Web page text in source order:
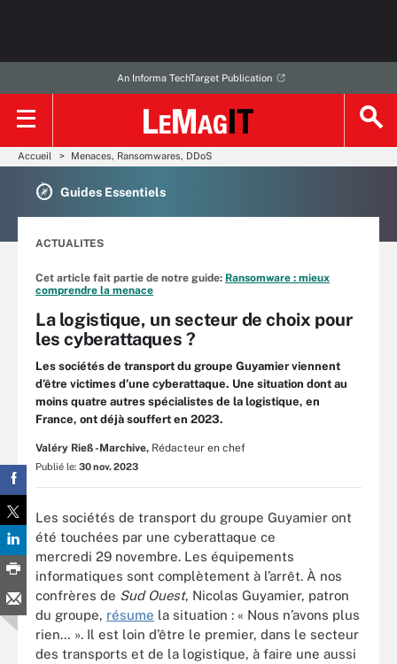
An Informa TechTarget Publication
Accueil Menaces, Ransomwares, DDoS
Guides Essentiels
ACTUALITES
Cet article fait partie de notre guide: Ransomware : mieux
comprendre la menace
La logistique, un secteur de choix pour
les cyberattaques ?
Les sociétés de transport du groupe Guyamier viennent
d’être victimes d’une cyberattaque. Une situation dont au
moins quatre autres spécialistes de la logistique, en
France, ont déjà souffert en 2023.
Valéry Rieß-Marchive, Rédacteur en chef
Publié le: 30 nov. 2023
Les sociétés de transport du groupe Guyamier ont
été touchées par une cyberattaque ce
mercredi 29 novembre. Les équipements
informatiques sont complètement à l’arrêt. À nos
confrères de Sud Ouest, Nicolas Guyamier, patron
du groupe, résume la situation : « Nous n’avons plus
rien… ». Il est loin d’être le premier, dans le secteur
des transports et de la logistique, à faire une aussi